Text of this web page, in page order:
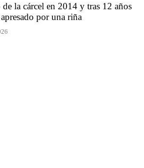
la cárcel en 2014 y tras 12 años
por una riña